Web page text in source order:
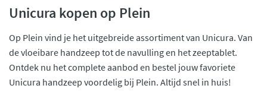
Unicura kopen op Plein
Op Plein vind je het uitgebreide assortiment van Unicura. Van
de vloeibare handzeep tot de navulling en het zeeptablet.
Ontdek nu het complete aanbod en bestel jouw favoriete
Unicura handzeep voordelig bij Plein. Altijd snel in huis!